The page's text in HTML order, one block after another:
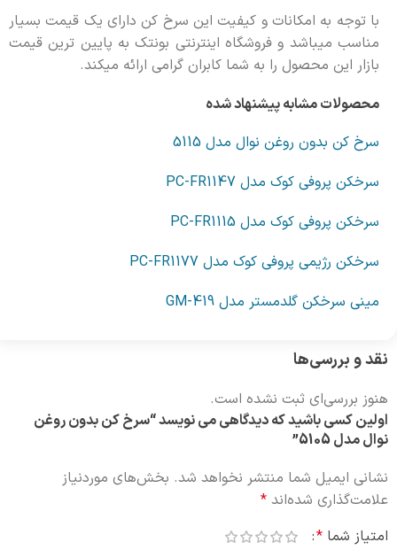
با توجه به امکانات و کیفیت این سرخ کن دارای یک قیمت بسیار
مناسب میباشد و فروشگاه اینترنتی بونتک به پایین ترین قیمت
بازار این محصول را به شما کابران گرامی ارائه میکند.
محصولات مشابه پیشنهاد شده
سرخ کن بدون روغن نوال مدل 5115
سرخکن پروفی کوک مدل PC-FR1147
سرخکن پروفی کوک مدل PC-FR1115
سرخکن رژیمی پروفی کوک مدل PC-FR1177
مینی سرخکن گلدمستر مدل GM-419
نقد و بررسی‌ها
هنوز بررسی‌ای ثبت نشده است.
اولین کسی باشید که دیدگاهی می نویسد “سرخ کن بدون روغن
نوال مدل 5105”
نشانی ایمیل شما منتشر نخواهد شد. بخش‌های موردنیاز
علامت‌گذاری شده‌اند *
امتیاز شما *